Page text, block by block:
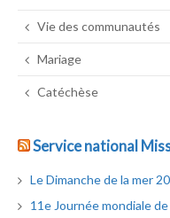
Vie des communautés
Mariage
Catéchèse
Service national
Le Dimanche de la mer
11e Journée mondiale